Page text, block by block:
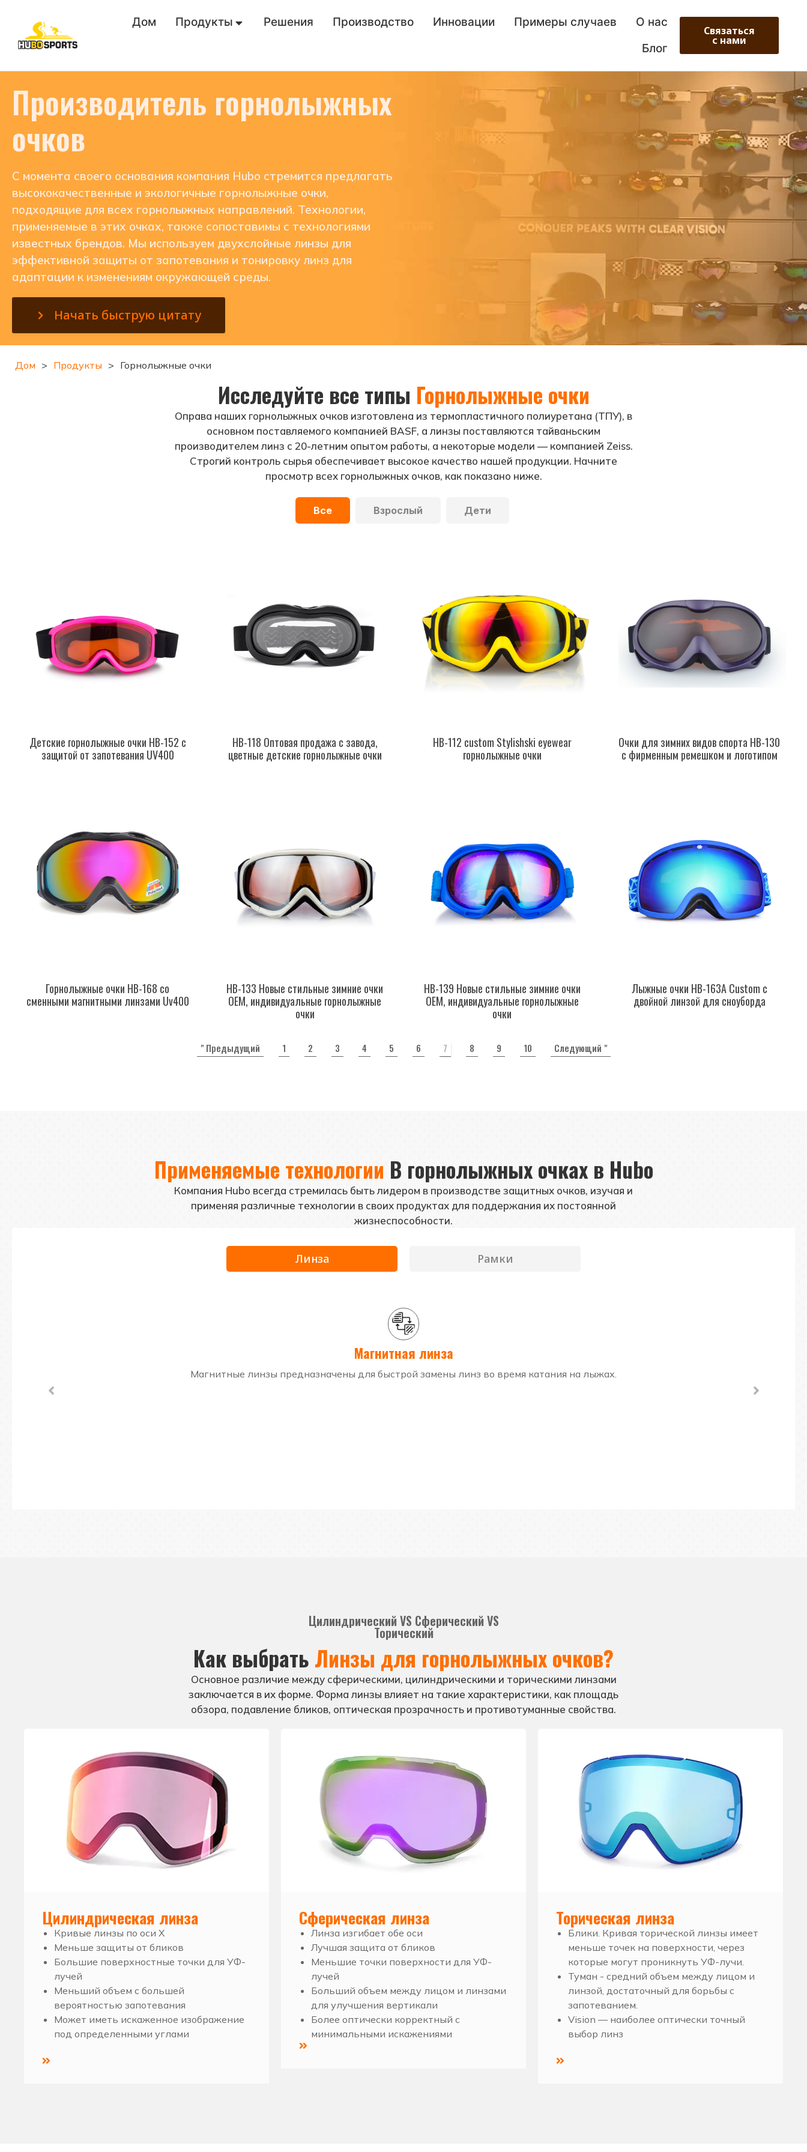
Дом Продукты Решения Производство Инновации Примеры случаев
О нас
Блог
Связаться
с нами
Производитель горнолыжных
очков
С момента своего основания компания Hubo стремится предлагать
высококачественные и экологичные горнолыжные очки,
подходящие для всех горнолыжных направлений. Технологии,
применяемые в этих очках, также сопоставимы с технологиями
известных брендов. Мы используем двухслойные линзы для
эффективной защиты от запотевания и тонировку линз для
адаптации к изменениям окружающей среды.
Начать быструю цитату
Дом > Продукты > Горнолыжные очки
Исследуйте все типы Горнолыжные очки
Оправа наших горнолыжных очков изготовлена из термопластичного полиуретана (ТПУ), в
основном поставляемого компанией BASF, а линзы поставляются тайваньским
производителем линз с 20-летним опытом работы, а некоторые модели — компанией Zeiss.
Строгий контроль сырья обеспечивает высокое качество нашей продукции. Начните
просмотр всех горнолыжных очков, как показано ниже.
Все Взрослый Дети
Детские горнолыжные очки HB-152 с
защитой от запотевания UV400
HB-118 Оптовая продажа с завода,
цветные детские горнолыжные очки
HB-112 custom Stylishski eyewear
горнолыжные очки
Очки для зимних видов спорта HB-130
с фирменным ремешком и логотипом
Горнолыжные очки HB-168 со
сменными магнитными линзами Uv400
HB-133 Новые стильные зимние очки
OEM, индивидуальные горнолыжные
очки
HB-139 Новые стильные зимние очки
OEM, индивидуальные горнолыжные
очки
Лыжные очки HB-163A Custom с
двойной линзой для сноуборда
" Предыдущий 1 2 3 4 5 6 7 8 9 10 Следующий "
Применяемые технологии В горнолыжных очках в Hubo
Компания Hubo всегда стремилась быть лидером в производстве защитных очков, изучая и
применяя различные технологии в своих продуктах для поддержания их постоянной
жизнеспособности.
Линза Рамки
Магнитная линза
Магнитные линзы предназначены для быстрой замены линз во время катания на лыжах.
Материалы рам
Доступны материалы ТПУ, которые обеспечивают наивысший уровень устойчивости к истиранию и перепадам температур.
Цилиндрический VS Сферический VS
Торический
Как выбрать Линзы для горнолыжных очков?
Основное различие между сферическими, цилиндрическими и торическими линзами
заключается в их форме. Форма линзы влияет на такие характеристики, как площадь
обзора, подавление бликов, оптическая прозрачность и противотуманные свойства.
Цилиндрическая линза
Кривые линзы по оси X
Меньше защиты от бликов
Большие поверхностные точки для УФ-
лучей
Меньший объем с большей
вероятностью запотевания
Может иметь искаженное изображение
под определенными углами
Сферическая линза
Линза изгибает обе оси
Лучшая защита от бликов
Меньшие точки поверхности для УФ-
лучей
Больший объем между лицом и линзами
для улучшения вертикали
Более оптически корректный с
минимальными искажениями
Торическая линза
Блики. Кривая торической линзы имеет
меньше точек на поверхности, через
которые могут проникнуть УФ-лучи.
Туман - средний объем между лицом и
линзой, достаточный для борьбы с
запотеванием.
Vision — наиболее оптически точный
выбор линз